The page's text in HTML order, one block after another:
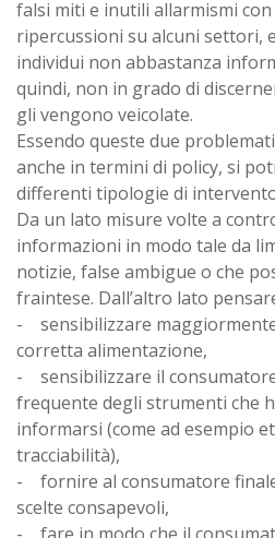
falsi miti e inutili allarmismi
ripercussioni su alcuni settori,
individui non abbastanza
quindi, non in grado di
gli vengono veicolate.
Essendo queste due
anche in termini di policy, si
differenti tipologie di
Da un lato misure volte a
informazioni in modo tale da
notizie, false ambigue o che
fraintese. Dall’altro lato
- sensibilizzare
corretta alimentazione,
- sensibilizzare il
frequente degli strumenti che
informarsi (come ad esempio
tracciabilità),
- fornire al consumatore
scelte consapevoli,